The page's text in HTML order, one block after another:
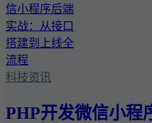
科技资讯
PHP开发微信小程